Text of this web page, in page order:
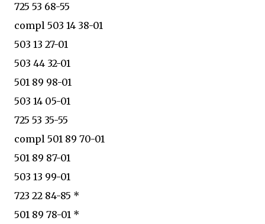
725 53 68-55
compl 503 14 38-01
503 13 27-01
503 44 32-01
501 89 98-01
503 14 05-01
725 53 35-55
compl 501 89 70-01
501 89 87-01
503 13 99-01
723 22 84-85 *
501 89 78-01 *